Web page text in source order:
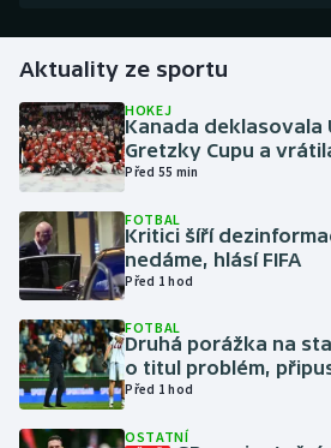
Golf
Gymnastika
Házená
Jezdectví
Judo
Krasobruslení
Aktuality ze sportu
HOKEJ
Kanada deklasovala
Gretzky Cupu a
Před 55 min
FOTBAL
Kritici šíří
nedáme, hlásí FIFA
Před 1 hod
FOTBAL
Druhá porážka na
o titul problém,
Před 1 hod
OSTATNÍ